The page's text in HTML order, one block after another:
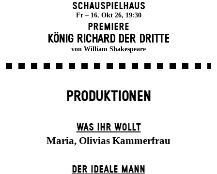
Schauspielhaus
Fr – 16. Okt 26, 19:30
Premiere
KÖNIG RICHARD DER DRITTE
von William Shakespeare
PRODUKTIONEN
WAS IHR WOLLT
Maria, Olivias Kammerfrau
DER IDEALE MANN